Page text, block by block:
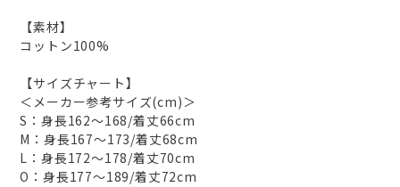
【素材】
コットン100%
【サイズチャート】
＜メーカー参考サイズ(cm)＞
S：身長162～168/着丈66cm
M：身長167～173/着丈68cm
L：身長172～178/着丈70cm
O：身長177～189/着丈72cm